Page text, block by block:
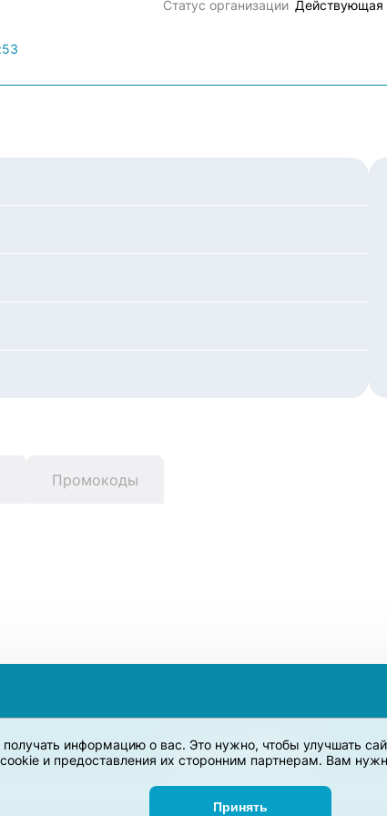
получать информацию о вас. Это нужно, чтобы улучшать
и предоставления их сторонним партнерам. Вам
Принять
Статус организации Действующая
Промокоды
предназначен для сбора, анализа и систематизации акций и
Задать вопрос